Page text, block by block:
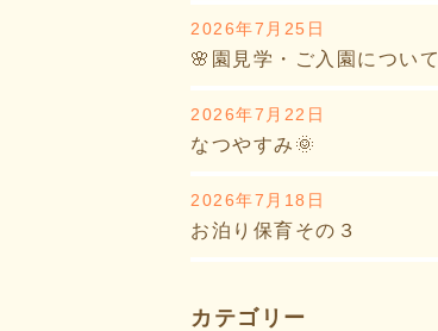
2026年7月25日
🌸園見学・ご入園について
2026年7月22日
なつやすみ🌞
2026年7月18日
お泊り保育その３
カテゴリー